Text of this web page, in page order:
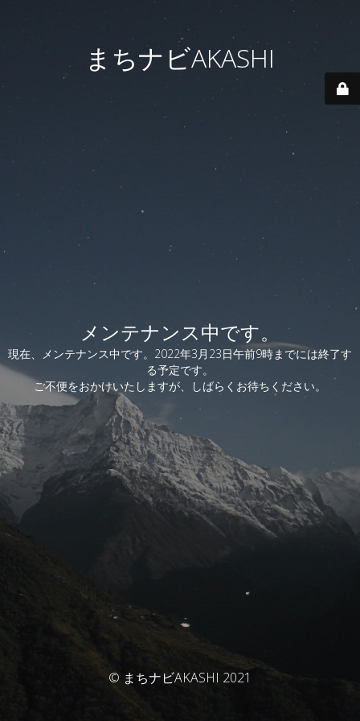
まちナビAKASHI
メンテナンス中です。
現在、メンテナンス中です。2022年3月23日午前9時までには終了す
る予定です。
ご不便をおかけいたしますが、しばらくお待ちください。
© まちナビAKASHI 2021